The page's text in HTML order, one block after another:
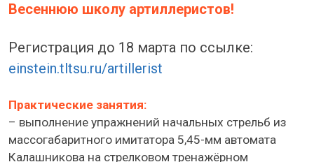
Весеннюю школу артиллеристов!
Регистрация до 18 марта по ссылке:
einstein.tltsu.ru/artillerist
Практические занятия:
– выполнение упражнений начальных стрельб из
массогабаритного имитатора 5,45-мм автомата
Калашникова на стрелковом тренажёрном